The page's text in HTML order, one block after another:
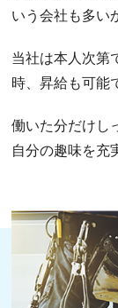
いう会社も多い
当社は本人次第
時、昇給も可能
働いた分だけし
自分の趣味を充